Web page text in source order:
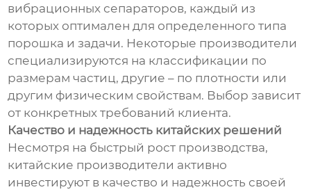
вибрационных сепараторов, каждый из
которых оптимален для определенного типа
порошка и задачи. Некоторые производители
специализируются на классификации по
размерам частиц, другие – по плотности или
другим физическим свойствам. Выбор зависит
от конкретных требований клиента.
Качество и надежность китайских решений
Несмотря на быстрый рост производства,
китайские производители активно
инвестируют в качество и надежность своей